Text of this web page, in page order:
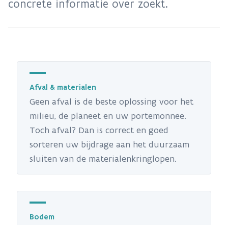
concrete informatie over zoekt.
Afval & materialen
Geen afval is de beste oplossing voor het
milieu, de planeet en uw portemonnee.
Toch afval? Dan is correct en goed
sorteren uw bijdrage aan het duurzaam
sluiten van de materialenkringlopen.
Bodem